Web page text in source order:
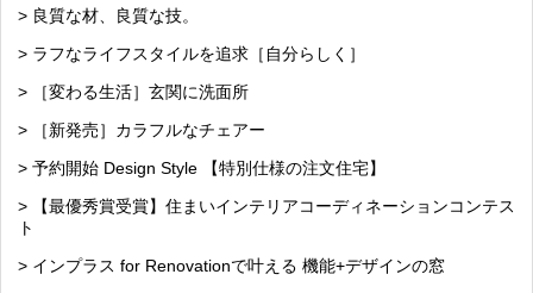
> 良質な材、良質な技。
> ラフなライフスタイルを追求［自分らしく］
> ［変わる生活］玄関に洗面所
> ［新発売］カラフルなチェアー
> 予約開始 Design Style 【特別仕様の注文住宅】
> 【最優秀賞受賞】住まいインテリアコーディネーションコンテス
ト
> インプラス for Renovationで叶える 機能+デザインの窓